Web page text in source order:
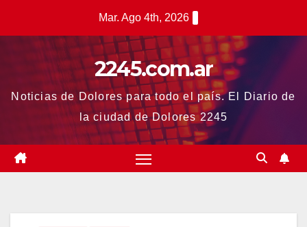
Mar. Ago 4th, 2026
2245.com.ar
Noticias de Dolores para todo el país. El Diario de
la ciudad de Dolores 2245